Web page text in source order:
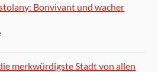
Bonvivant und wacher
merkwürdigste Stadt von allen